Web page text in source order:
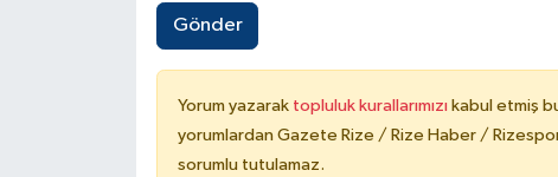
Gönder
Yorum yazarak topluluk kurallarımızı kabul etmiş
yorumlardan Gazete Rize / Rize Haber /
sorumlu tutulamaz.